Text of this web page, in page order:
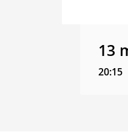
13
20:15